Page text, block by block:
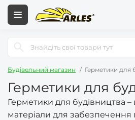
Будівельний магазин Герметики для
Герметики для
Герметики для будівництва –
матеріали для забезпечення